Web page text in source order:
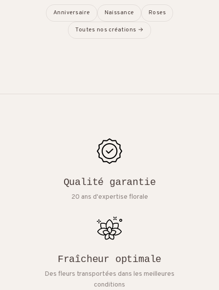
Anniversaire Naissance Roses
Toutes nos créations →
Qualité garantie
20 ans d'expertise florale
Fraîcheur optimale
Des fleurs transportées dans les meilleures
conditions